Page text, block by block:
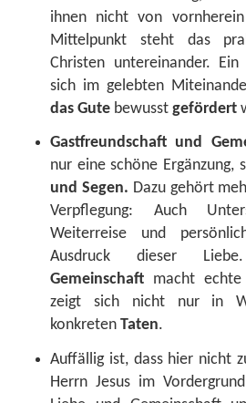
ihnen nicht von
Mittelpunkt steht das
Christen untereinander.
sich im gelebten
das Gute bewusst gefördert
Gastfreundschaft und
nur eine schöne Ergänzung,
und Segen. Dazu gehört
Verpflegung: Auch
Weiterreise und
Ausdruck dieser
Gemeinschaft macht echte
zeigt sich nicht nur in
konkreten Taten.
Auffällig ist, dass hier nicht
Herrn Jesus im